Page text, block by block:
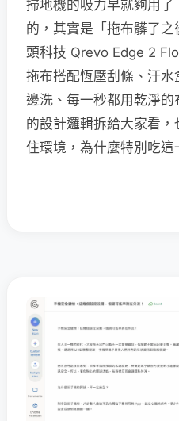
掃地機的吸力早就夠用
的，其實是「拖布髒了
頭科技 Qrevo Edge 2
拖布搭配恆壓刮條、汙
邊洗、每一秒都用乾淨
的設計邏輯拆給大家看
住環境，為什麼特別吃這